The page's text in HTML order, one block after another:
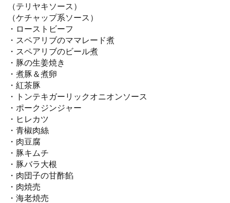
（テリヤキソース）
（ケチャップ系ソース）
・ローストビーフ
・スペアリブのママレード煮
・スペアリブのビール煮
・豚の生姜焼き
・煮豚＆煮卵
・紅茶豚
・トンテキガーリックオニオンソース
・ポークジンジャー
・ヒレカツ
・青椒肉絲
・肉豆腐
・豚キムチ
・豚バラ大根
・肉団子の甘酢餡
・肉焼売
・海老焼売